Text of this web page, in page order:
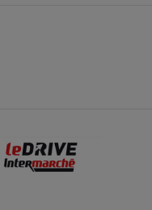
Cafetière à expressos